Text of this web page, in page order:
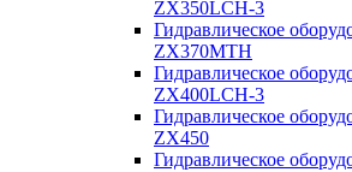
ZX350LCH-3
Гидравлическое
ZX370MTH
Гидравлическое
ZX400LCH-3
Гидравлическое
ZX450
Гидравлическое